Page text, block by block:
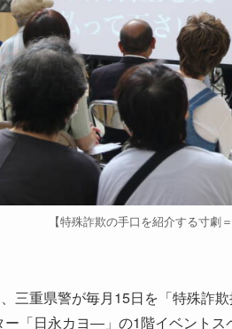
【特殊詐欺の手口を紹介する寸劇
三重県警が毎月15日を「特殊詐
「日永カヨ―」の1階イベントス